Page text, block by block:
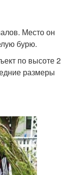
Место он
бурю.
по высоте 2
размеры